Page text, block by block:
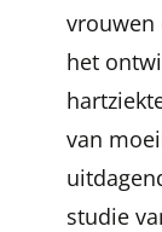
vrouwen
het
van
studie